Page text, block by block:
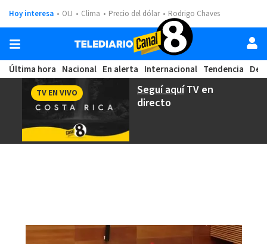
Hoy interesa OIJ Clima Precio del dólar Rodrigo Chaves
Última hora Nacional En alerta Internacional Tendencia
Seguí aquíTV en
directo
TV EN VIVO